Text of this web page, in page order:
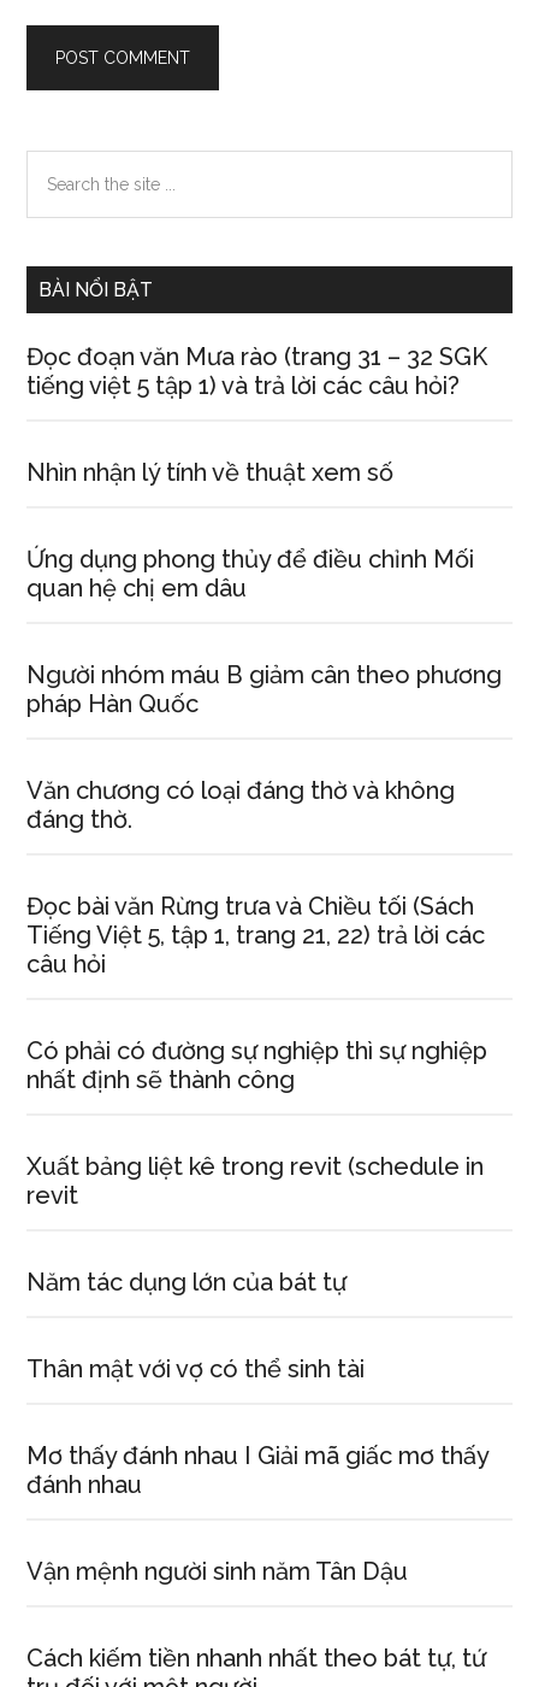
Primary
Sidebar
the
BÀI NỔI BẬT
Đọc đoạn văn Mưa rào (trang 31 – 32 SGK
tiếng việt 5 tập 1) và trả lời các câu hỏi?
Nhìn nhận lý tính về thuật xem số
Ứng dụng phong thủy để điều chỉnh Mối
quan hệ chị em dâu
Người nhóm máu B giảm cân theo phương
pháp Hàn Quốc
Văn chương có loại đáng thờ và không
đáng thờ.
Đọc bài văn Rừng trưa và Chiều tối (Sách
Tiếng Việt 5, tập 1, trang 21, 22) trả lời các
câu hỏi
Có phải có đường sự nghiệp thì sự nghiệp
nhất định sẽ thành công
Xuất bảng liệt kê trong revit (schedule in
revit
Năm tác dụng lớn của bát tự
Thân mật với vợ có thể sinh tài
Mơ thấy đánh nhau I Giải mã giấc mơ thấy
đánh nhau
Vận mệnh người sinh năm Tân Dậu
Cách kiếm tiền nhanh nhất theo bát tự, tứ